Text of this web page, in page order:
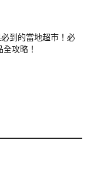
必到的當地超市！必
攻略！